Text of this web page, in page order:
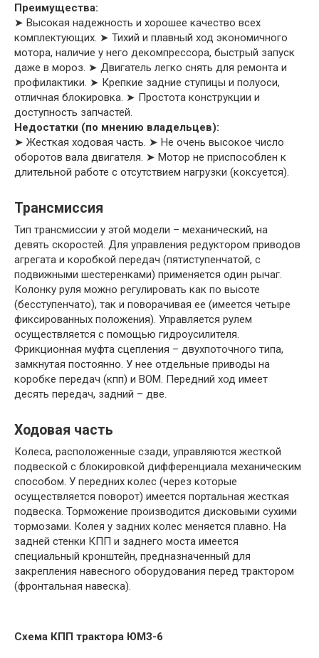
Преимущества:
➤ Высокая надежность и хорошее качество всех
комплектующих. ➤ Тихий и плавный ход экономичного
мотора, наличие у него декомпрессора, быстрый запуск
даже в мороз. ➤ Двигатель легко снять для ремонта и
профилактики. ➤ Крепкие задние ступицы и полуоси,
отличная блокировка. ➤ Простота конструкции и
доступность запчастей.
Недостатки (по мнению владельцев):
➤ Жесткая ходовая часть. ➤ Не очень высокое число
оборотов вала двигателя. ➤ Мотор не приспособлен к
длительной работе с отсутствием нагрузки (коксуется).
Трансмиссия
Тип трансмиссии у этой модели – механический, на
девять скоростей. Для управления редуктором приводов
агрегата и коробкой передач (пятиступенчатой, с
подвижными шестеренками) применяется один рычаг.
Колонку руля можно регулировать как по высоте
(бесступенчато), так и поворачивая ее (имеется четыре
фиксированных положения). Управляется рулем
осуществляется с помощью гидроусилителя.
Фрикционная муфта сцепления – двухпоточного типа,
замкнутая постоянно. У нее отдельные приводы на
коробке передач (кпп) и ВОМ. Передний ход имеет
десять передач, задний – две.
Ходовая часть
Колеса, расположенные сзади, управляются жесткой
подвеской с блокировкой дифференциала механическим
способом. У передних колес (через которые
осуществляется поворот) имеется портальная жесткая
подвеска. Торможение производится дисковыми сухими
тормозами. Колея у задних колес меняется плавно. На
задней стенки КПП и заднего моста имеется
специальный кронштейн, предназначенный для
закрепления навесного оборудования перед трактором
(фронтальная навеска).
Схема КПП трактора ЮМЗ-6